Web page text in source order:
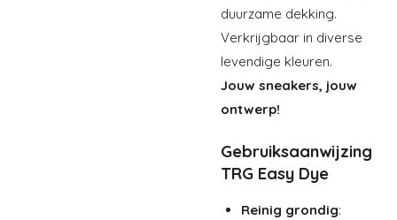
duurzame dekking.
Verkrijgbaar in diverse
levendige kleuren.
Jouw sneakers, jouw
ontwerp!
Gebruiksaanwijzing
TRG Easy Dye
Reinig grondig: